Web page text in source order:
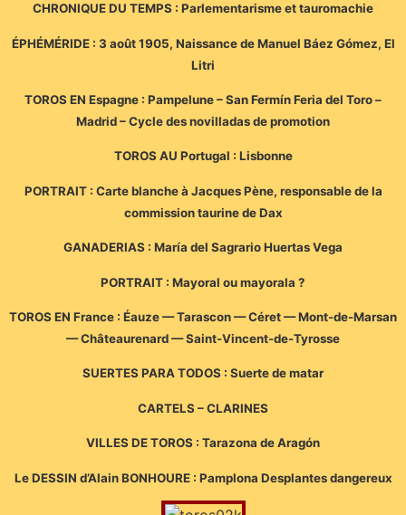
CHRONIQUE DU TEMPS : Parlementarisme et tauromachie
ÉPHÉMÉRIDE : 3 août 1905, Naissance de Manuel Báez Gómez, El
Litri
TOROS EN Espagne : Pampelune – San Fermín Feria del Toro –
Madrid – Cycle des novilladas de promotion
TOROS AU Portugal : Lisbonne
PORTRAIT : Carte blanche à Jacques Pène, responsable de la
commission taurine de Dax
GANADERIAS : María del Sagrario Huertas Vega
PORTRAIT : Mayoral ou mayorala ?
TOROS EN France : Éauze — Tarascon — Céret — Mont-de-Marsan
— Châteaurenard — Saint-Vincent-de-Tyrosse
SUERTES PARA TODOS : Suerte de matar
CARTELS – CLARINES
VILLES DE TOROS : Tarazona de Aragón
Le DESSIN d’Alain BONHOURE : Pamplona Desplantes dangereux